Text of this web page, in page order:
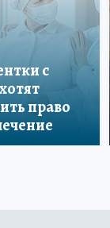
с
право